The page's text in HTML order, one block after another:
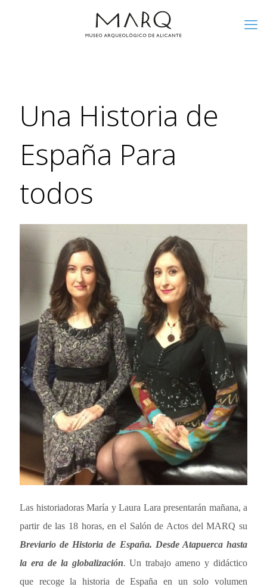
Una Historia de
España Para
todos
Las historiadoras María y Laura Lara presentarán mañana, a
partir de las 18 horas, en el Salón de Actos del MARQ su
Breviario de Historia de España. Desde Atapuerca hasta
la era de la globalización.Un trabajo ameno y didáctico
que recoge la historia de España en un solo volumen